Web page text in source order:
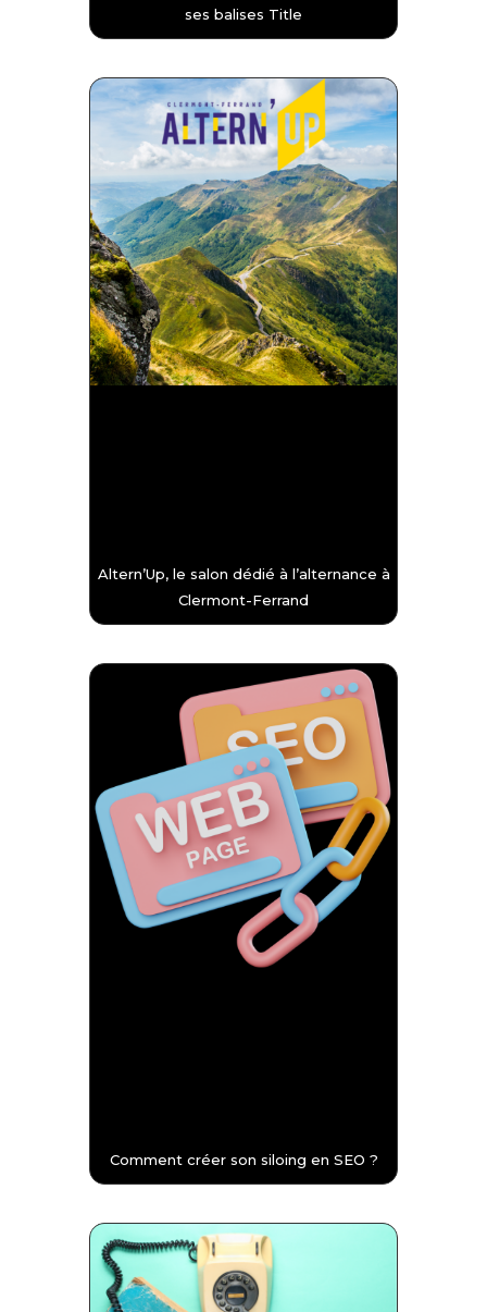
ses balises Title
Altern’Up, le salon dédié à l’alternance à
Clermont-Ferrand
Comment créer son siloing en SEO ?